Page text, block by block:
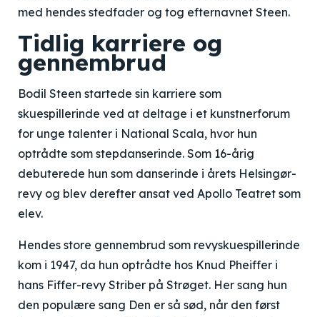
med hendes stedfader og tog efternavnet Steen.
Tidlig karriere og
gennembrud
Bodil Steen startede sin karriere som
skuespillerinde ved at deltage i et kunstnerforum
for unge talenter i National Scala, hvor hun
optrådte som stepdanserinde. Som 16-årig
debuterede hun som danserinde i årets Helsingør-
revy og blev derefter ansat ved Apollo Teatret som
elev.
Hendes store gennembrud som revyskuespillerinde
kom i 1947, da hun optrådte hos Knud Pheiffer i
hans Fiffer-revy Striber på Strøget. Her sang hun
den populære sang Den er så sød, når den først